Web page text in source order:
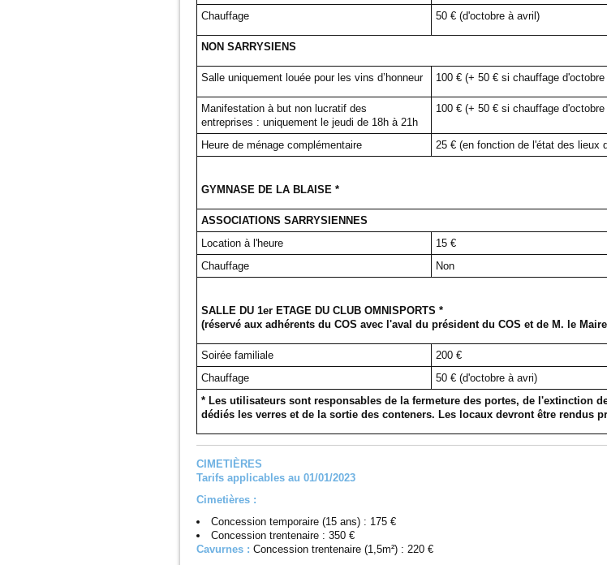
Chauffage
50 € (d'octobre à avril)
NON SARRYSIENS
Salle uniquement louée pour les vins d’honneur 100 € (+ 50 € si chauffage
Manifestation à but non lucratif des
entreprises : uniquement le jeudi de 18h à 21h
100 € (+ 50 € si chauffage
Heure de ménage complémentaire 25 € (en fonction de l'état des lieux
GYMNASE DE LA BLAISE *
ASSOCIATIONS SARRYSIENNES
Location à l'heure
15 €
Chauffage
Non
SALLE DU 1er ETAGE DU CLUB OMNISPORTS *
(réservé aux adhérents du COS avec l'aval du président du COS et de M. le
Soirée familiale
200 €
Chauffage
50 € (d'octobre à avri)
* Les utilisateurs sont responsables de la fermeture des portes, de l'extinction
dédiés les verres et de la sortie des conteners. Les locaux devront être rendus
CIMETIÈRES
Tarifs applicables au 01/01/2023
Cimetières :
Concession temporaire (15 ans) : 175 €
Concession trentenaire : 350 €
Cavurnes : Concession trentenaire (1,5m²) : 220 €